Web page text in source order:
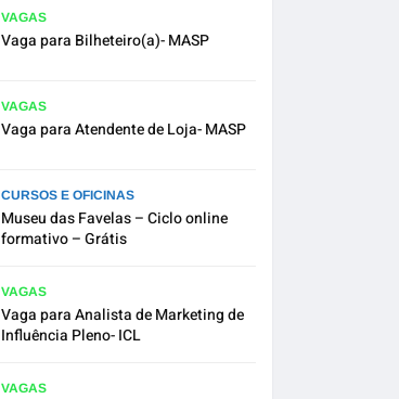
VAGAS
Vaga para Bilheteiro(a)- MASP
VAGAS
Vaga para Atendente de Loja- MASP
CURSOS E OFICINAS
Museu das Favelas – Ciclo online
formativo – Grátis
VAGAS
Vaga para Analista de Marketing de
Influência Pleno- ICL
VAGAS